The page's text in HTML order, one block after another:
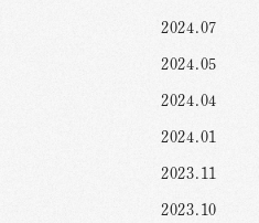
2024.07
2024.05
2024.04
2024.01
2023.11
2023.10